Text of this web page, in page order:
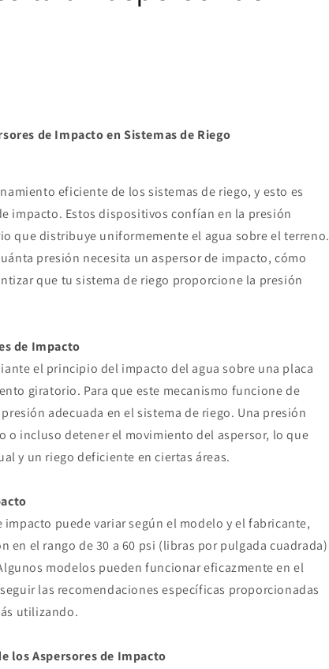
de Impacto en Sistemas de Riego
eficiente de los sistemas de riego, y esto es
impacto. Estos dispositivos confían en la presión
que distribuye uniformemente el agua sobre el terreno.
presión necesita un aspersor de impacto, cómo
que tu sistema de riego proporcione la presión
de Impacto
el principio del impacto del agua sobre una placa
giratorio. Para que este mecanismo funcione de
adecuada en el sistema de riego. Una presión
incluso detener el movimiento del aspersor, lo que
y un riego deficiente en ciertas áreas.
puede variar según el modelo y el fabricante,
en el rango de 30 a 60 psi (libras por pulgada cuadrada)
modelos pueden funcionar eficazmente en el
las recomendaciones específicas proporcionadas
utilizando.
los Aspersores de Impacto